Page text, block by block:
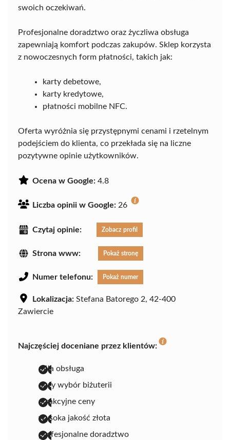
swoich oczekiwań.
Profesjonalne doradztwo oraz życzliwa obsługa
zapewniają komfort podczas zakupów. Sklep korzysta
z nowoczesnych form płatności, takich jak:
karty debetowe,
karty kredytowe,
płatności mobilne NFC.
Oferta wyróżnia się przystępnymi cenami i rzetelnym
podejściem do klienta, co przekłada się na liczne
pozytywne opinie użytkowników.
Ocena w Google: 4.8
Liczba opinii w Google: 26
Czytaj opinie: Zobacz profil
Strona www: Pokaż stronę
Numer telefonu: Pokaż numer
Lokalizacja: Stefana Batorego 2, 42-400
Zawiercie
Najczęściej doceniane przez klientów:
miła obsługa
duży wybór biżuterii
atrakcyjne ceny
wysoka jakość złota
profesjonalne doradztwo